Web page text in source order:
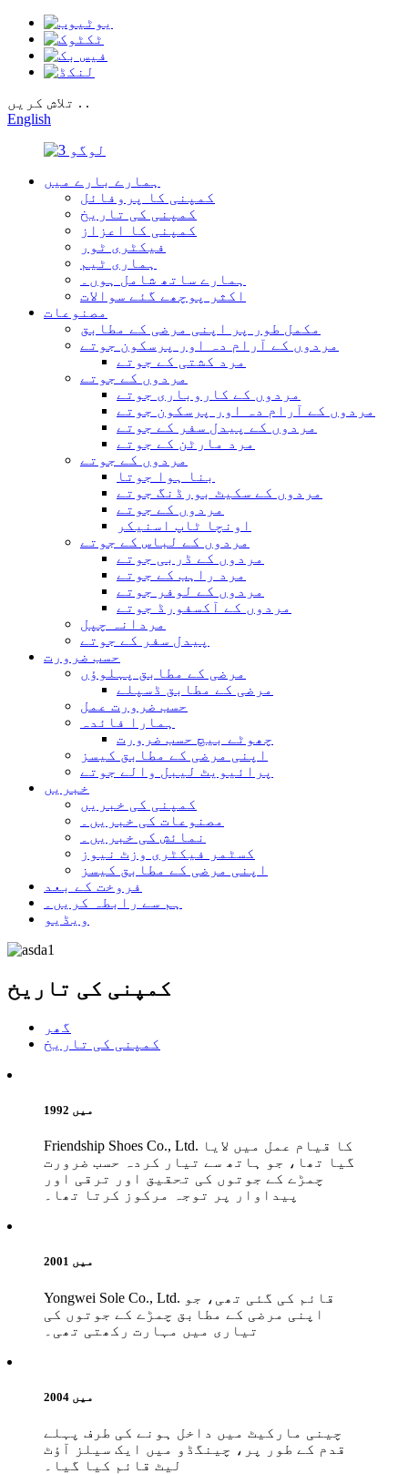
تلاش کریں . .
English
ہمارے بارے میں
کمپنی کا پروفائل
کمپنی کی تاریخ
کمپنی کا اعزاز
فیکٹری ٹور
ہماری ٹیم
ہمارے ساتھ شامل ہوں۔
اکثر پوچھے گئے سوالات
مصنوعات
مکمل طور پر اپنی مرضی کے مطابق
مردوں کے آرام دہ اور پرسکون جوتے
مرد کشتی کے جوتے
مردوں کے جوتے
مردوں کے کاروباری جوتے
مردوں کے آرام دہ اور پرسکون جوتے
مردوں کے پیدل سفر کے جوتے
مرد مارٹن کے جوتے
مردوں کے جوتے
بنا ہوا جوتا
مردوں کے سکیٹ بورڈنگ جوتے
مردوں کے جوتے
اونچا ٹاپ اسنیکر
مردوں کے لباس کے جوتے
مردوں کے ڈربی جوتے
مرد راہب کے جوتے
مردوں کے لوفر جوتے
مردوں کے آکسفورڈ جوتے
مردانہ چپل
پیدل سفر کے جوتے
حسب ضرورت
مرضی کے مطابق پہلوؤں
مرضی کے مطابق ڈسپلے
حسب ضرورت عمل
ہمارا فائدہ
چھوٹے بیچ حسب ضرورت
اپنی مرضی کے مطابق کیسز
پرائیویٹ لیبل والے جوتے
خبریں
کمپنی کی خبریں
مصنوعات کی خبریں۔
نمائش کی خبریں۔
کسٹمر فیکٹری وزٹ نیوز
اپنی مرضی کے مطابق کیسز
فروخت کے بعد
ہم سے رابطہ کریں۔
ویڈیو
کمپنی کی تاریخ
گھر
کمپنی کی تاریخ
1992 میں
Friendship Shoes Co., Ltd. کا قیام عمل میں لایا
گیا تھا، جو ہاتھ سے تیار کردہ حسب ضرورت
چمڑے کے جوتوں کی تحقیق اور ترقی اور
پیداوار پر توجہ مرکوز کرتا تھا۔
2001 میں
Yongwei Sole Co., Ltd. قائم کی گئی تھی، جو
اپنی مرضی کے مطابق چمڑے کے جوتوں کی
تیاری میں مہارت رکھتی تھی۔
2004 میں
چینی مارکیٹ میں داخل ہونے کی طرف پہلے
قدم کے طور پر، چینگڈو میں ایک سیلز آؤٹ
لیٹ قائم کیا گیا۔